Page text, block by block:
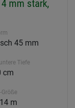
mm stark,
45 mm
Tiefe
cm
m